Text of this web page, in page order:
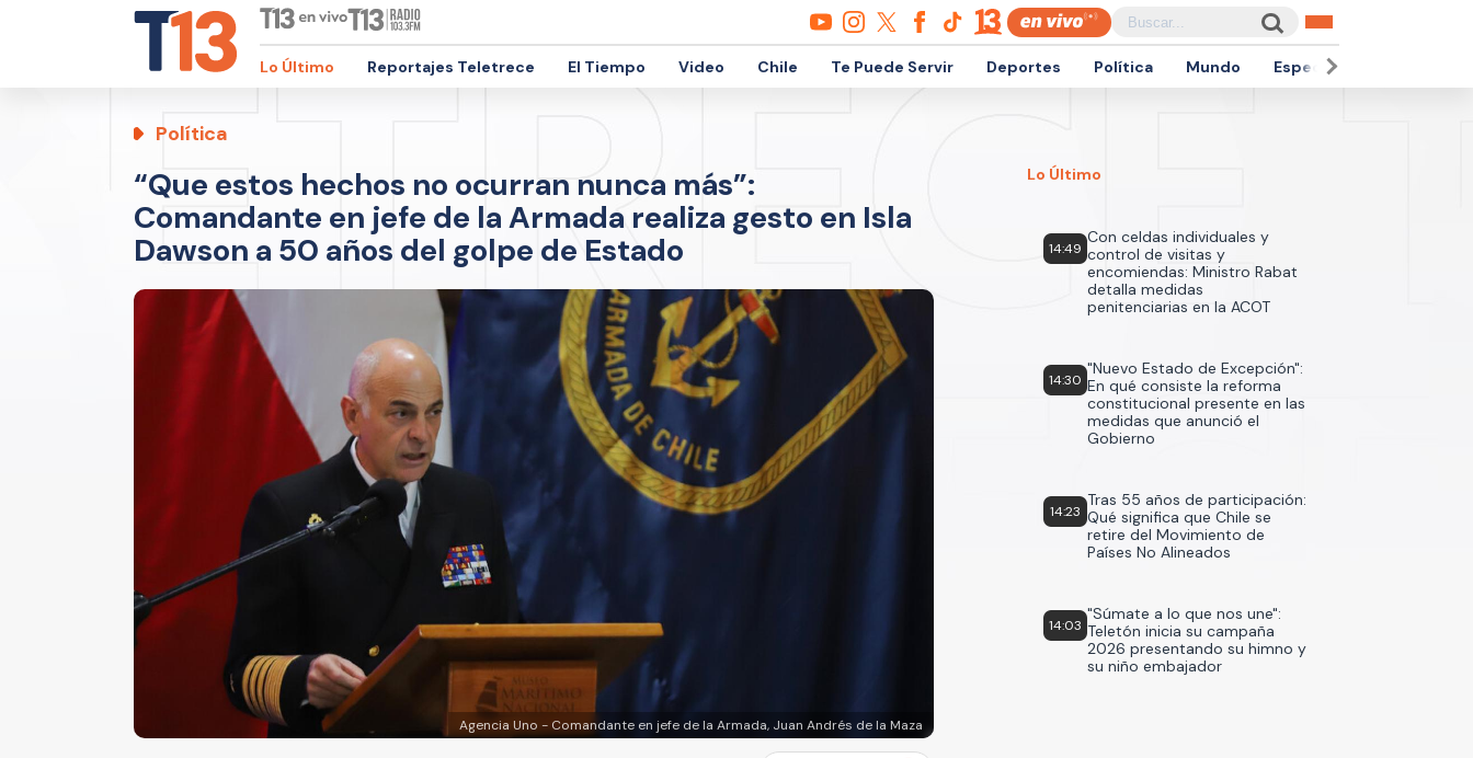
Lo Último Reportajes Teletrece El Tiempo Video Chile Te Puede Servir Deportes Política Mundo Espectáculos
Política
“Que estos hechos no ocurran nunca más”:
Comandante en jefe de la Armada realiza gesto en Isla
Dawson a 50 años del golpe de Estado
Agencia Uno - Comandante en jefe de la Armada, Juan Andrés de la Maza
Lo Último
14:49
Con celdas individuales y
control de visitas y
encomiendas: Ministro Rabat
detalla medidas
penitenciarias en la ACOT
14:30
"Nuevo Estado de Excepción":
En qué consiste la reforma
constitucional presente en las
medidas que anunció el
Gobierno
14:23
Tras 55 años de participación:
Qué significa que Chile se
retire del Movimiento de
Países No Alineados
14:03
"Súmate a lo que nos une":
Teletón inicia su campaña
2026 presentando su himno y
su niño embajador